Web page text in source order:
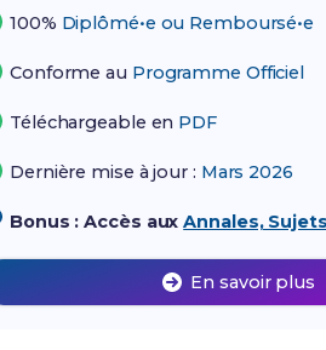
100% Diplômé•e ou Remboursé•e
Conforme au Programme Officiel
Téléchargeable en PDF
Dernière mise à jour : Mars 2026
Bonus : Accès auxAnnales,
En savoir plus